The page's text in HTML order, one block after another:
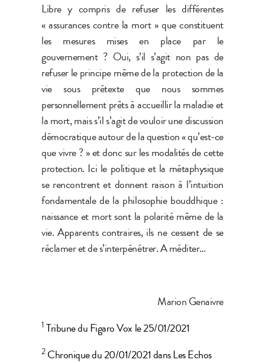
Libre y compris de refuser les différentes
« assurances contre la mort » que constituent
les mesures mises en place par le
gouvernement ? Oui, s’il s’agit non pas de
refuser le principe même de la protection de la
vie sous prétexte que nous sommes
personnellement prêts à accueillir la maladie et
la mort, mais s’il s’agit de vouloir une discussion
démocratique autour de la question « qu’est-ce
que vivre ? » et donc sur les modalités de cette
protection. Ici le politique et la métaphysique
se rencontrent et donnent raison à l’intuition
fondamentale de la philosophie bouddhique :
naissance et mort sont la polarité même de la
vie. Apparents contraires, ils ne cessent de se
réclamer et de s’interpénétrer. A méditer…
Marion Genaivre
1 Tribune du Figaro Vox le 25/01/2021
2 Chronique du 20/01/2021 dans Les Echos